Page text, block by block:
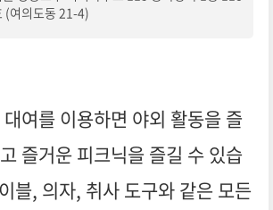
(여의도동 21-4)
여를 이용하면 야외 활동을 즐
즐거운 피크닉을 즐길 수 있습
블, 의자, 취사 도구와 같은 모든